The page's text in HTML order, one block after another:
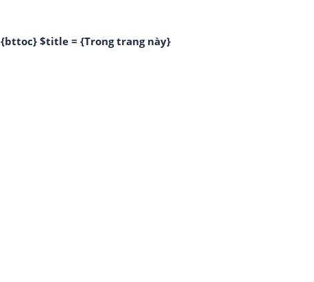
{bttoc} $title = {Trong trang này}